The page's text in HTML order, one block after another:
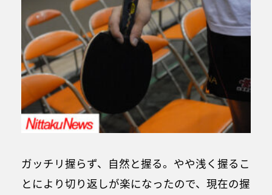
ガッチリ握らず、自然と握る。やや浅く握るこ
とにより切り返しが楽になったので、現在の握